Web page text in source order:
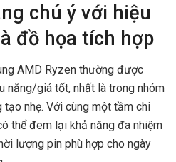
chú ý với hiệu
đồ họa tích hợp
AMD Ryzen thường được
năng/giá tốt, nhất là trong nhóm
tạo nhẹ. Với cùng một tầm chi
thể đem lại khả năng đa nhiệm
lượng pin phù hợp cho ngày